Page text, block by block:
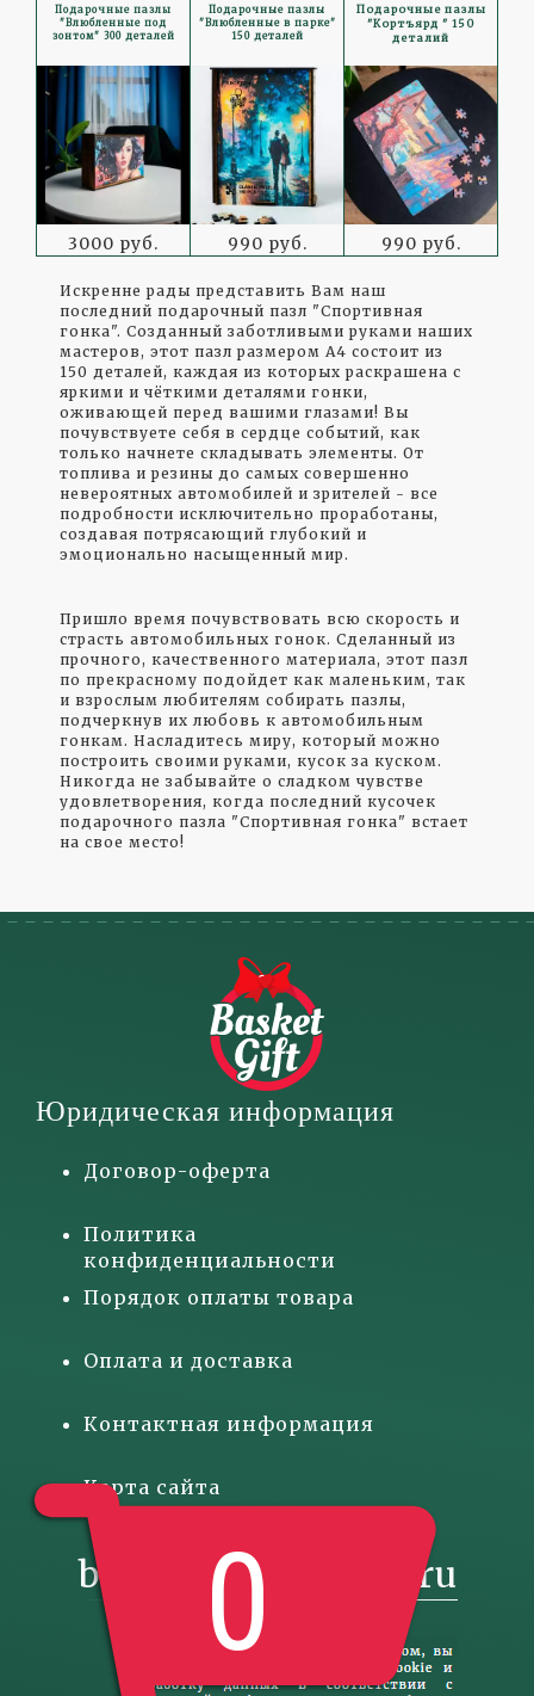
0
Подарочные пазлы
"Влюбленные под
зонтом" 300 деталей
3000 руб.
Подарочные пазлы
"Влюбленные в парке"
150 деталей
990 руб.
Подарочные пазлы
"Кортъярд " 150
деталий
990 руб.
Искренне рады представить Вам наш
последний подарочный пазл "Спортивная
гонка". Созданный заботливыми руками наших
мастеров, этот пазл размером А4 состоит из
150 деталей, каждая из которых раскрашена с
яркими и чёткими деталями гонки,
оживающей перед вашими глазами! Вы
почувствуете себя в сердце событий, как
только начнете складывать элементы. От
топлива и резины до самых совершенно
невероятных автомобилей и зрителей - все
подробности исключительно проработаны,
создавая потрясающий глубокий и
эмоционально насыщенный мир.
Пришло время почувствовать всю скорость и
страсть автомобильных гонок. Сделанный из
прочного, качественного материала, этот пазл
по прекрасному подойдет как маленьким, так
и взрослым любителям собирать пазлы,
подчеркнув их любовь к автомобильным
гонкам. Насладитесь миру, который можно
построить своими руками, кусок за куском.
Никогда не забывайте о сладком чувстве
удовлетворения, когда последний кусочек
подарочного пазла "Спортивная гонка" встает
на свое место!
Юридическая информация
Договор-оферта
Политика
конфиденциальности
Порядок оплаты товара
Оплата и доставка
Контактная информация
Карта сайта
basketgift@inbox.ru